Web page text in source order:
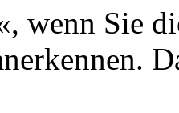
wenn Sie